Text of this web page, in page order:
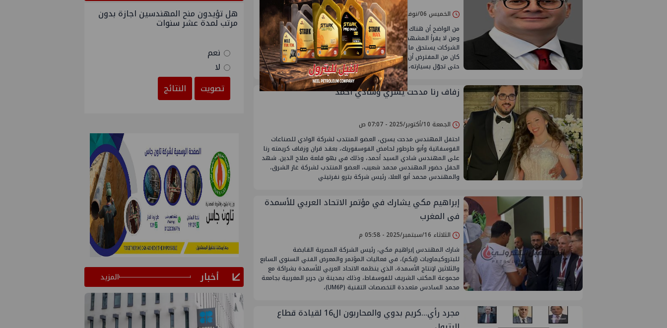
الخميس 06/نوفمبر/2025 - 11:12 م
من الواضح أن هناك حالةَ إجبار للقيادات على الحضور مبكرًا إلى مقرات العمل،
ومن لا يقرأ المشهد من خلال زيارته لشركتي بدرالدين وأبسكو وغيرهم من
الشركات يستحق ما يجرى له. الوزير الذي قضى أربعة أيام في معرض أديبك،
كان من المفترض أن يستريح بعض الشيء، لكن ما إن وطأت قدماه القاهرة
حتى تجوّل بسيارته، وكانت
زفاف رنا مدحت يسري وشادي أحمد
الجمعة 10/أكتوبر/2025 - 07:07 ص
احتفل المهندس مدحت يسري، العضو المنتدب لشركة الوادي للصناعات
الفوسفاتية وأبو طرطور لحامض الفوسفوريك، بعقد قران وزفاف كريمته رنا
على المهندس شادي السيد أحمد، وذلك في بهو قلعة صلاح الدين. شهد
الحفل حضور المهندس محمد شعيب، العضو المنتدب لشركة غاز الشرق،
والمهندس محمد أبو العلا، رئيس شركة بترو نفرتيتي
إبراهيم مكي يشارك في مؤتمر الاتحاد العربي للأسمدة
فى المغرب
الثلاثاء 16/سبتمبر/2025 - 05:58 م
شارك المهندس إبراهيم مكي، رئيس الشركة المصرية القابضة
للبتروكيماويات (إيكم)، في فعاليات المؤتمر والمعرض الفني السنوي السابع
والثلاثين لإنتاج الأسمدة، الذي ينظمه الاتحاد العربي للأسمدة بشراكة مع
مجموعة المكتب الشريف للفوسفاط، وذلك بمدينة بن جرير المغربية بجامعة
محمد السادس متعددة التخصصات التقنية (UM6P)،
مجرد رأي…كريم بدوي والمحاربون ال16 لقيادة قطاع
هل تؤيدون منح المهندسين اجازة بدون
مرتب لمدة عشر سنوات
نعم
لا
تصويت
النتائج
أخبار المزيد